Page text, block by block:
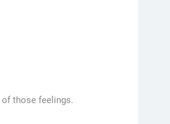
those feelings.